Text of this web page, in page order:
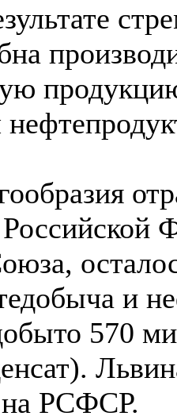
и
570
РСФСР.